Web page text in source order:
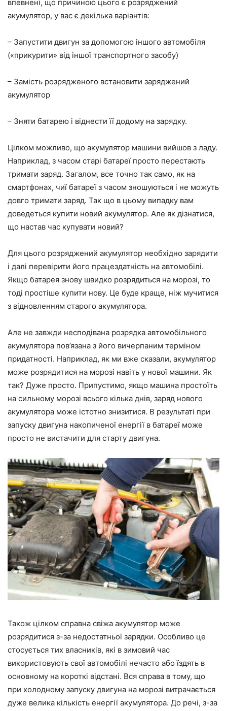
впевнені, що причиною цього є розряджений
акумулятор, у вас є декілька варіантів:
– Запустити двигун за допомогою іншого автомобіля
(«прикурити» від іншої транспортного засобу)
– Замість розрядженого встановити заряджений
акумулятор
– Зняти батарею і віднести її додому на зарядку.
Цілком можливо, що акумулятор машини вийшов з ладу.
Наприклад, з часом старі батареї просто перестають
тримати заряд. Загалом, все точно так само, як на
смартфонах, чиї батареї з часом зношуються і не можуть
довго тримати заряд. Так що в цьому випадку вам
доведеться купити новий акумулятор. Але як дізнатися,
що настав час купувати новий?
Для цього розряджений акумулятор необхідно зарядити
і далі перевірити його працездатність на автомобілі.
Якщо батарея знову швидко розрядиться на морозі, то
тоді простіше купити нову. Це буде краще, ніж мучитися
з відновленням старого акумулятора.
Але не завжди несподівана розрядка автомобільного
акумулятора пов’язана з його вичерпаним терміном
придатності. Наприклад, як ми вже сказали, акумулятор
може розрядитися на морозі навіть у нової машини. Як
так? Дуже просто. Припустимо, якщо машина простоїть
на сильному морозі всього кілька днів, заряд нового
акумулятора може істотно знизитися. В результаті при
запуску двигуна накопиченої енергії в батареї може
просто не вистачити для старту двигуна.
Також цілком справна свіжа акумулятор може
розрядитися з-за недостатньої зарядки. Особливо це
стосується тих власників, які в зимовий час
використовують свої автомобілі нечасто або їздять в
основному на короткі відстані. Вся справа в тому, що
при холодному запуску двигуна на морозі витрачається
дуже велика кількість енергії акумулятора. До речі, з-за